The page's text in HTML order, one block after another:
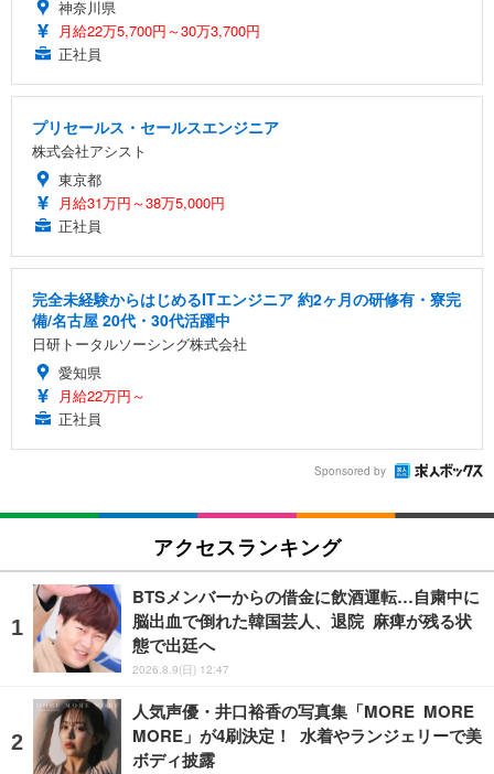
神奈川県
月給22万5,700円～30万3,700円
正社員
プリセールス・セールスエンジニア
株式会社アシスト
東京都
月給31万円～38万5,000円
正社員
完全未経験からはじめるITエンジニア 約2ヶ月の研修有・寮完
備/名古屋 20代・30代活躍中
日研トータルソーシング株式会社
愛知県
月給22万円～
正社員
Sponsored by
アクセスランキング
BTSメンバーからの借金に飲酒運転…自粛中に
脳出血で倒れた韓国芸人、退院 麻痺が残る状
態で出廷へ
2026.8.9(日) 12:47
人気声優・井口裕香の写真集「MORE MORE
MORE」が4刷決定！ 水着やランジェリーで美
ボディ披露